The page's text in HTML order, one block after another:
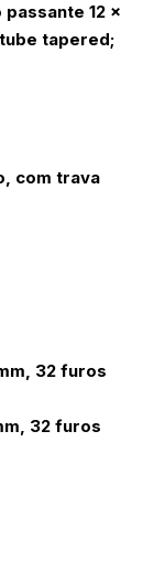
12 x
tapered;
com trava
32 furos
32 furos